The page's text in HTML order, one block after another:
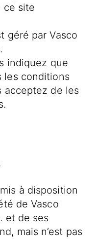
ce site
géré par Vasco
indiquez que
les conditions
acceptez de les
à disposition
de Vasco
et de ses
mais n’est pas